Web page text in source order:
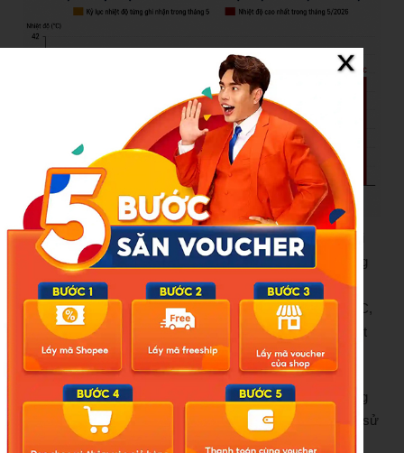
Trước đó, trong tháng 5, Bắc Bộ và Trung Bộ xuất hiện hai
đợt nắng nóng diện rộng. Đáng lưu ý nhất là đợt nắng nóng
xảy ra vào tuần cuối của tháng 5 với cường độ tương đối
mạnh, từ 23-28/5, nhiệt độ cao nhất ngày phổ biến 36-39°C,
nhiều nơi trên 40°C. Trong đó, tại Hà Nội và Nghệ An, nhiệt
độ cao nhất có nơi vượt 41°C.
Đáng lưu ý, trong đợt nắng nóng này, tại 10 trạm khí tượng
đã quan trắc được nhiệt độ cao nhất ngày vượt giá trị lịch sử
trong tháng 5 và 17 trạm có giá trị nhiệt độ cao nhất ngày